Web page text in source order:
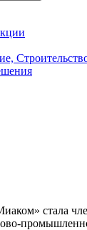
стала